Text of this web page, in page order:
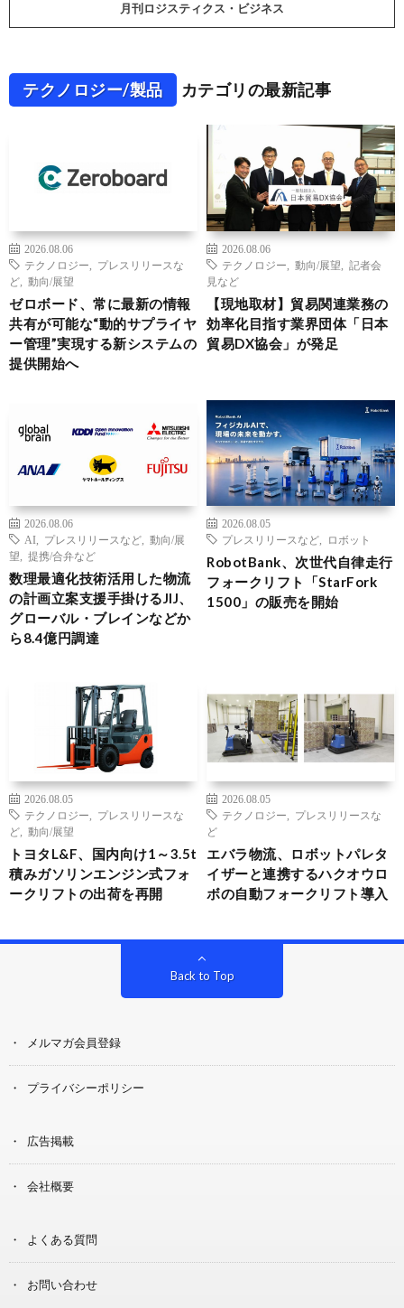
月刊ロジスティクス・ビジネス
テクノロジー/製品 カテゴリの最新記事
2026.08.06
テクノロジー
プレスリリースな
ど
動向/展望
ゼロボード、常に最新の情報
共有が可能な“動的サプライヤ
ー管理”実現する新システムの
提供開始へ
2026.08.06
テクノロジー
動向/展望
記者会
見など
【現地取材】貿易関連業務の
効率化目指す業界団体「日本
貿易DX協会」が発足
2026.08.06
AI
プレスリリースなど
動向/展
望
提携/合弁など
数理最適化技術活用した物流
の計画立案支援手掛けるJIJ、
グローバル・ブレインなどか
ら8.4億円調達
2026.08.05
プレスリリースなど
ロボット
RobotBank、次世代自律走行
フォークリフト「StarFork
1500」の販売を開始
2026.08.05
テクノロジー
プレスリリースな
ど
動向/展望
トヨタL&F、国内向け1～3.5t
積みガソリンエンジン式フォ
ークリフトの出荷を再開
2026.08.05
テクノロジー
プレスリリースな
ど
エバラ物流、ロボットパレタ
イザーと連携するハクオウロ
ボの自動フォークリフト導入
Back to Top
メルマガ会員登録
プライバシーポリシー
広告掲載
会社概要
よくある質問
お問い合わせ